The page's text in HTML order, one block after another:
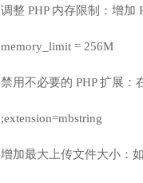
调整 PHP 内存限制：增加
memory_limit = 256M
禁用不必要的 PHP 扩展
;extension=mbstring
增加最大上传文件大小：